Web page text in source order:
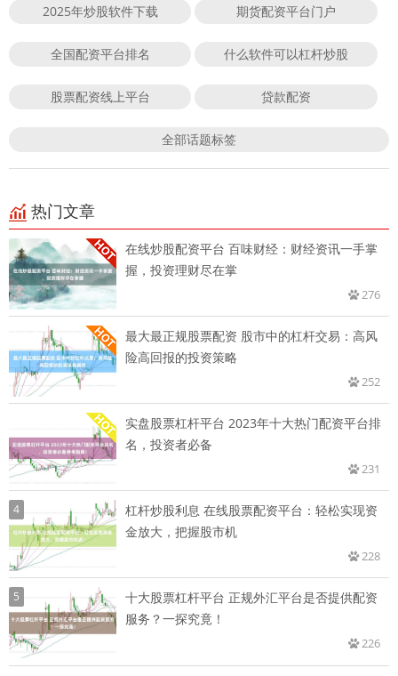
2025年炒股软件下载 期货配资平台门户
全国配资平台排名 什么软件可以杠杆炒股
股票配资线上平台 贷款配资
全部话题标签
热门文章
在线炒股配资平台 百味财经：财经资讯一手掌
握，投资理财尽在掌
276
最大最正规股票配资 股市中的杠杆交易：高风
险高回报的投资策略
252
实盘股票杠杆平台 2023年十大热门配资平台排
名，投资者必备
231
4
杠杆炒股利息 在线股票配资平台：轻松实现资
金放大，把握股市机
228
5
十大股票杠杆平台 正规外汇平台是否提供配资
服务？一探究竟！
226